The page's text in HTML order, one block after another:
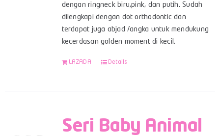
dengan ringneck biru,pink, dan putih. Sudah
dilengkapi dengan dot orthodontic dan
terdapat juga abjad /angka untuk mendukung
kecerdasan golden moment di kecil.
LAZADA Details
Seri Baby Animal